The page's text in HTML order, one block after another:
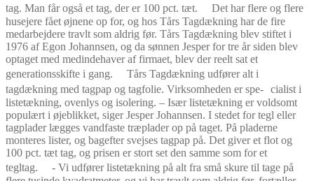
tag. Man får også et tag, der er 100 pct. tæt. Det har flere og flere
husejere fået øjnene op for, og hos Tårs Tagdækning har de fire
medarbejdere travlt som aldrig før. Tårs Tagdækning blev stiftet i
1976 af Egon Johannsen, og da sønnen Jesper for tre år siden blev
optaget med medindehaver af firmaet, blev der reelt sat et
generationsskifte i gang. Tårs Tagdækning udfører alt i
tagdækning med tagpap og tagfolie. Virksomheden er spe- cialist i
listetækning, ovenlys og isolering. – Især listetækning er voldsomt
populært i øjeblikket, siger Jesper Johannsen. I stedet for tegl eller
tagplader lægges vandfaste træplader op på taget. På pladerne
monteres lister, og bagefter svejses tagpap på. Det giver et flot og
100 pct. tæt tag, og prisen er stort set den samme som for et
tegltag. - Vi udfører listetækning på alt fra små skure til tage på